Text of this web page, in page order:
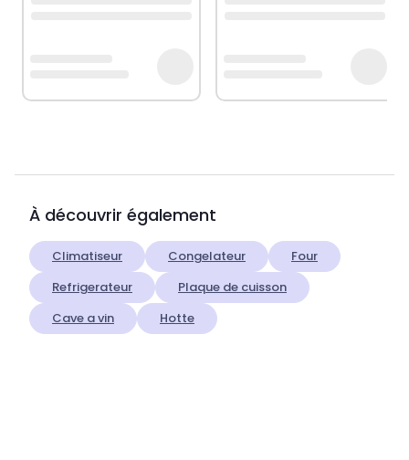
À découvrir également
Climatiseur Congelateur
Four
Refrigerateur
Plaque de cuisson
Cave a vin
Hotte